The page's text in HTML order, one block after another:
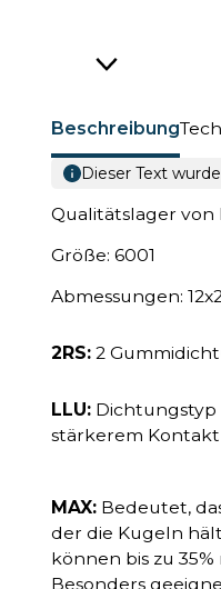
Beschreibung
Dieser Text
Qualitätslager von
Größe: 6001
Abmessungen:
2RS: 2
LLU:
stärkerem
MAX: Bedeutet,
der die Kugeln
können bis zu
Besonders